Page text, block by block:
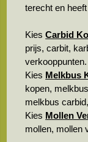
terecht en
KiesCarbid
prijs, carbit,
verkooppunten.
Kies Melkbus
kopen,
melkbus
Kies Mollen
mollen, mollen